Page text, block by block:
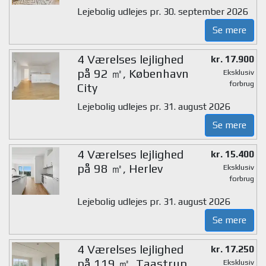
Lejebolig udlejes pr. 30. september 2026
Se mere
4 Værelses lejlighed
på 92 ㎡, København
City
kr. 17.900
Eksklusiv
forbrug
Lejebolig udlejes pr. 31. august 2026
Se mere
4 Værelses lejlighed
på 98 ㎡, Herlev
kr. 15.400
Eksklusiv
forbrug
Lejebolig udlejes pr. 31. august 2026
Se mere
4 Værelses lejlighed
på 119 ㎡, Taastrup
kr. 17.250
Eksklusiv